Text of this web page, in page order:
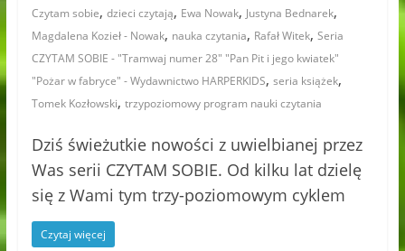
Czytam sobie, dzieci czytają, Ewa Nowak, Justyna Bednarek,
Magdalena Kozieł - Nowak, nauka czytania, Rafał Witek, Seria
CZYTAM SOBIE - "Tramwaj numer 28" "Pan Pit i jego kwiatek"
"Pożar w fabryce" - Wydawnictwo HARPERKIDS, seria książek,
Tomek Kozłowski, trzypoziomowy program nauki czytania
Dziś świeżutkie nowości z uwielbianej przez
Was serii CZYTAM SOBIE. Od kilku lat dzielę
się z Wami tym trzy-poziomowym cyklem
Czytaj więcej